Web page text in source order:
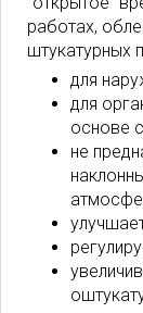
работах,
штукатурных
для
для
основе
не